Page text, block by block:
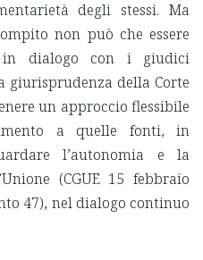
degli stessi. Ma
non può che essere
dialogo con i giudici
giurisprudenza della Corte
un approccio flessibile
a quelle fonti, in
l’autonomia e la
(CGUE 15 febbraio
47), nel dialogo continuo